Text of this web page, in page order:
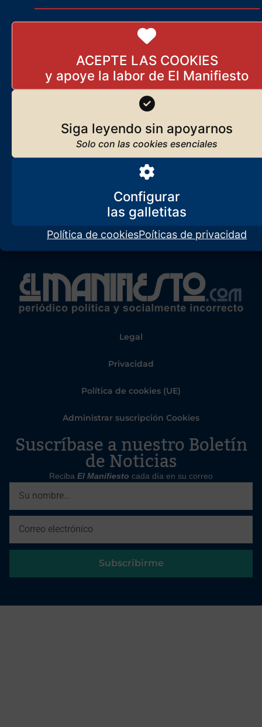
ACEPTE LAS COOKIES
Siga leyendo sin apoyarnos
Configurar
Política de cookiesPoíticas de privacidad
Legal
Privacidad
Política de cookies (UE)
Administrar suscripción Cookies
Suscríbase a nuestro Boletín
de Noticias
Reciba El Manifiesto cada día en su correo
Subscribirme